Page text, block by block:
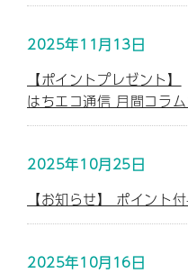
2025年11月13日
【ポイントプレゼント】
はちエコ通信 月間コラ
2025年10月25日
【お知らせ】 ポイント
2025年10月16日